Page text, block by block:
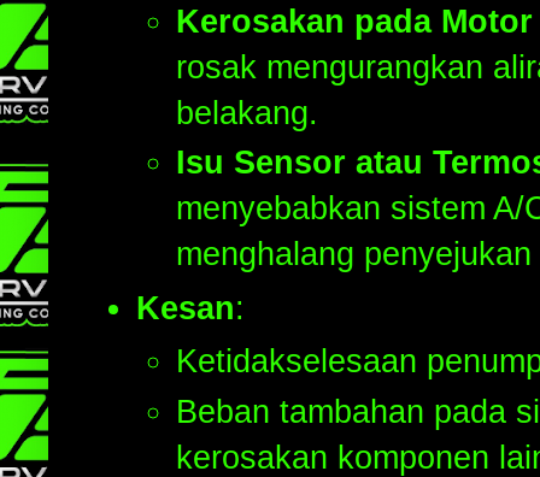
Kerosakan pada
rosak mengurangkan
belakang.
Isu Sensor atau
menyebabkan sistem
menghalang
Kesan:
Ketidakselesaan
Beban tambahan pada
kerosakan komponen